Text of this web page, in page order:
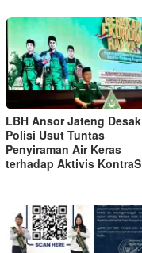
LBH Ansor Jateng Desak
Polisi Usut Tuntas
Penyiraman Air Keras
terhadap Aktivis KontraS